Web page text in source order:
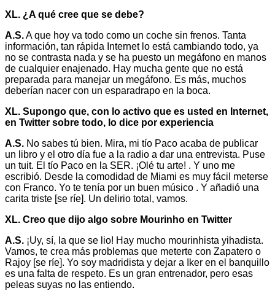
XL. ¿A qué cree que se debe?
A.S.A que hoy va todo como un coche sin frenos. Tanta
información, tan rápida Internet lo está cambiando todo, ya
no se contrasta nada y se ha puesto un megáfono en manos
de cualquier enajenado. Hay mucha gente que no está
preparada para manejar un megáfono. Es más, muchos
deberían nacer con un esparadrapo en la boca.
XL. Supongo que, con lo activo que es usted en Internet,
en Twitter sobre todo, lo dice por experiencia
A.S. No sabes tú bien. Mira, mi tío Paco acaba de publicar
un libro y el otro día fue a la radio a dar una entrevista. Puse
un tuit. El tío Paco en la SER. ¡Olé tu arte! . Y uno me
escribió. Desde la comodidad de Miami es muy fácil meterse
con Franco. Yo te tenía por un buen músico . Y añadió una
carita triste [se ríe]. Un delirio total, vamos.
XL. Creo que dijo algo sobre Mourinho en Twitter
A.S. ¡Uy, sí, la que se lio! Hay mucho mourinhista yihadista.
Vamos, te crea más problemas que meterte con Zapatero o
Rajoy [se ríe]. Yo soy madridista y dejar a Iker en el banquillo
es una falta de respeto. Es un gran entrenador, pero esas
peleas suyas no las entiendo.